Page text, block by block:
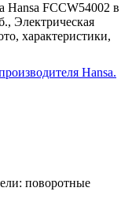
Hansa FCCW54002 в
Электрическая
характеристики,
Hansa.
поворотные